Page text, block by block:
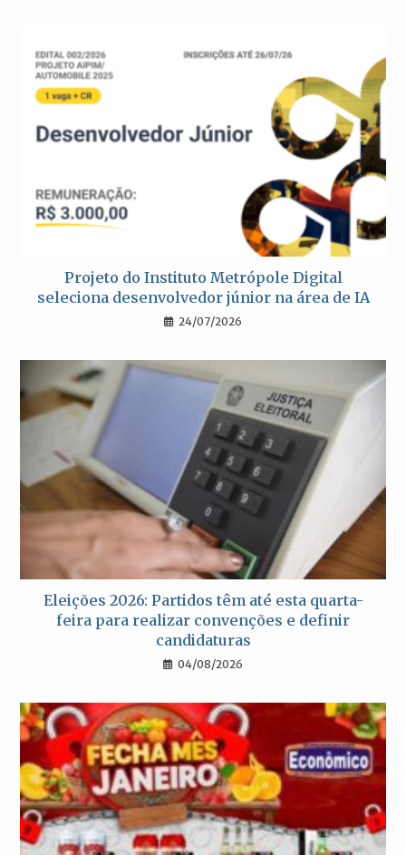
Projeto do Instituto Metrópole Digital
seleciona desenvolvedor júnior na área de IA
24/07/2026
Eleições 2026: Partidos têm até esta quarta-
feira para realizar convenções e definir
candidaturas
04/08/2026